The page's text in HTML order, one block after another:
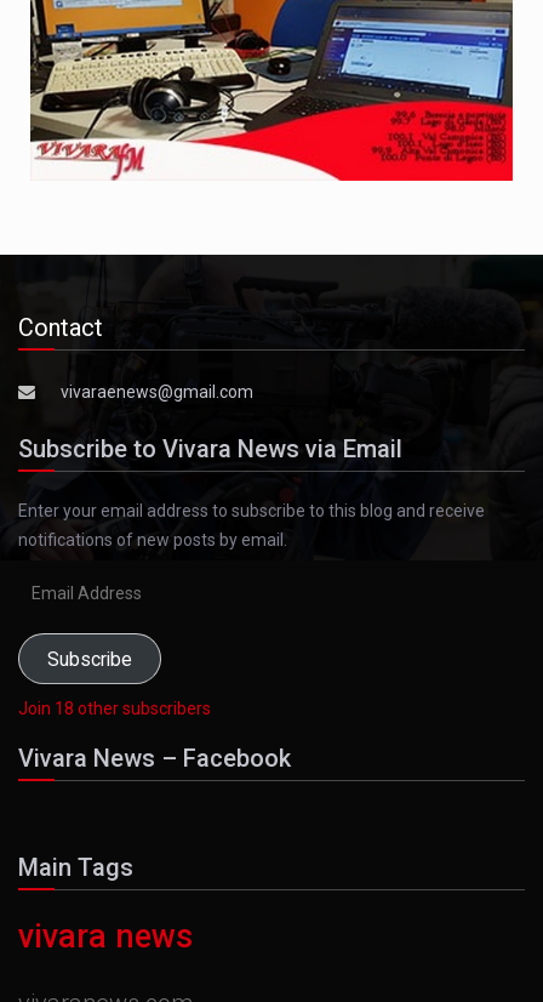
Contact
vivaraenews@gmail.com
Subscribe to Vivara News via Email
Enter your email address to subscribe to this blog and receive
notifications of new posts by email.
Subscribe
Join 18 other subscribers
Vivara News – Facebook
Main Tags
vivara news